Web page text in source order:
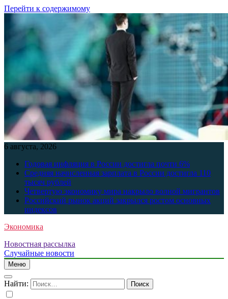
Перейти к содержимому
6 августа, 2026
Годовая инфляция в России достигла почти 6%
Средняя начисленная зарплата в России достигла 110
тысяч рублей
Четвертую экономику мира накрыло волной мигрантов
Российский рынок акций закрылся ростом основных
индексов
Экономика
Новостная рассылка
Случайные новости
Меню
Найти: